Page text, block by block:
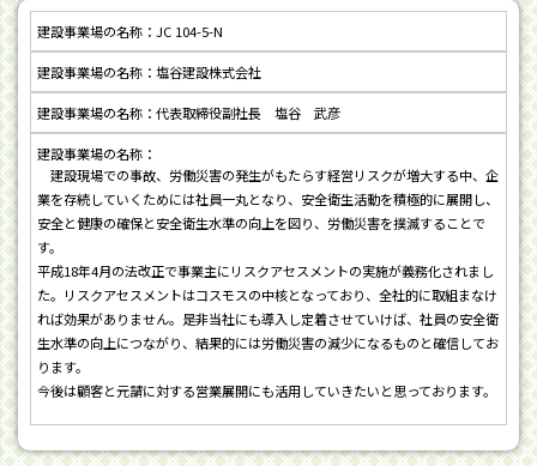
JC 104-5-N
塩谷建設株式会社
代表取締役副社長 塩谷 武彦
建設現場での事故、労働災害の発生がもたらす経営リスクが増大する中、企
業を存続していくためには社員一丸となり、安全衛生活動を積極的に展開し、
安全と健康の確保と安全衛生水準の向上を図り、労働災害を撲滅することで
す。
平成18年4月の法改正で事業主にリスクアセスメントの実施が義務化されまし
た。リスクアセスメントはコスモスの中核となっており、全社的に取組まなけ
れば効果がありません。是非当社にも導入し定着させていけば、社員の安全衛
生水準の向上につながり、結果的には労働災害の減少になるものと確信してお
ります。
今後は顧客と元請に対する営業展開にも活用していきたいと思っております。